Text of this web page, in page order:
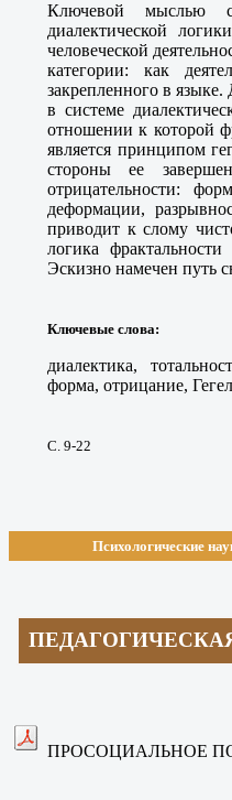
Ключевой мыслью
диалектической
человеческой
категории: как
закрепленного в
в системе
отношении к которой
является принципом
стороны ее
отрицательности:
деформации,
приводит к слому
логика
Эскизно намечен путь
Ключевые слова:
диалектика,
форма, отрицание,
С. 9-22
Психологические
ПРОСОЦИАЛЬНОЕ